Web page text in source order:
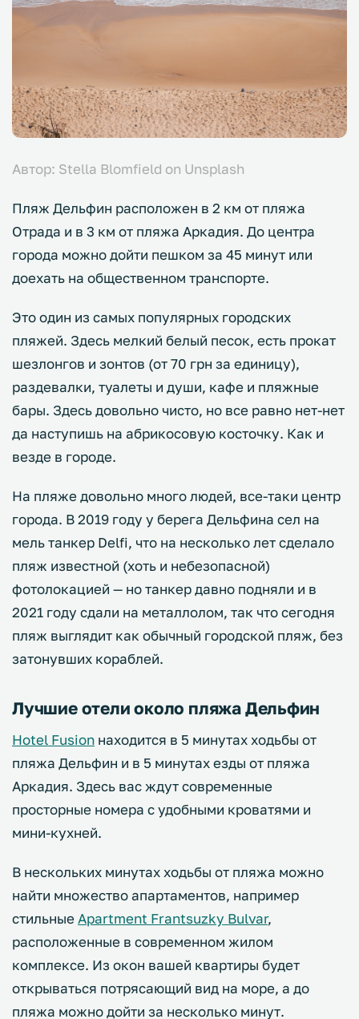
Автор: Stella Blomfield on Unsplash
Пляж Дельфин расположен в 2 км от пляжа
Отрада и в 3 км от пляжа Аркадия. До центра
города можно дойти пешком за 45 минут или
доехать на общественном транспорте.
Это один из самых популярных городских
пляжей. Здесь мелкий белый песок, есть прокат
шезлонгов и зонтов (от 70 грн за единицу),
раздевалки, туалеты и души, кафе и пляжные
бары. Здесь довольно чисто, но все равно нет-нет
да наступишь на абрикосовую косточку. Как и
везде в городе.
На пляже довольно много людей, все-таки центр
города. В 2019 году у берега Дельфина сел на
мель танкер Delfi, что на несколько лет сделало
пляж известной (хоть и небезопасной)
фотолокацией — но танкер давно подняли и в
2021 году сдали на металлолом, так что сегодня
пляж выглядит как обычный городской пляж, без
затонувших кораблей.
Лучшие отели около пляжа Дельфин
Hotel Fusion находится в 5 минутах ходьбы от
пляжа Дельфин и в 5 минутах езды от пляжа
Аркадия. Здесь вас ждут современные
просторные номера с удобными кроватями и
мини-кухней.
В нескольких минутах ходьбы от пляжа можно
найти множество апартаментов, например
стильные Apartment Frantsuzky Bulvar,
расположенные в современном жилом
комплексе. Из окон вашей квартиры будет
открываться потрясающий вид на море, а до
пляжа можно дойти за несколько минут.